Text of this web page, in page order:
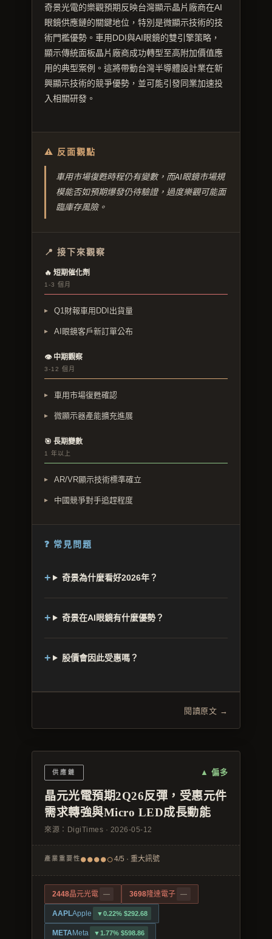
奇景光電的樂觀預期反映台灣顯示晶片廠商在AI
眼鏡供應鏈的關鍵地位，特別是微顯示技術的技
術門檻優勢。車用DDI與AI眼鏡的雙引擎策略，
顯示傳統面板晶片廠商成功轉型至高附加價值應
用的典型案例。這將帶動台灣半導體設計業在新
興顯示技術的競爭優勢，並可能引發同業加速投
入相關研發。
⚠ 反面觀點
車用市場復甦時程仍有變數，而AI眼鏡市場規
模能否如預期爆發仍待驗證，過度樂觀可能面
臨庫存風險。
📍 接下來觀察
🔥 短期催化劑
1-3 個月
Q1財報車用DDI出貨量
AI眼鏡客戶新訂單公布
👁 中期觀察
3-12 個月
車用市場復甦確認
微顯示器產能擴充進展
🎯 長期變數
1 年以上
AR/VR顯示技術標準確立
中國競爭對手追趕程度
❓ 常見問題
奇景為什麼看好2026年？
奇景在AI眼鏡有什麼優勢？
股價會因此受惠嗎？
閱讀原文 →
供應鏈 ▲ 偏多
晶元光電預期2Q26反彈，受惠元件
需求轉強與Micro LED成長動能
來源： DigiTimes · 2026-05-12
產業重要性●●●●○4/5 · 重大訊號
2448晶元光電 — 3698隆達電子 —
AAPLApple ▼0.22% $292.68
METAMeta ▼1.77% $598.86